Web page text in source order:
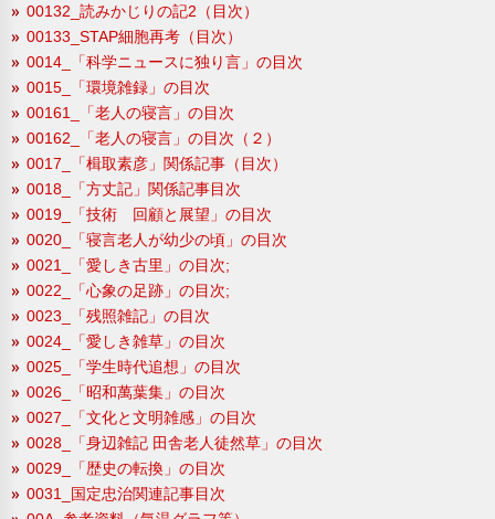
00132_読みかじりの記2（目次）
00133_STAP細胞再考（目次）
0014_「科学ニュースに独り言」の目次
0015_「環境雑録」の目次
00161_「老人の寝言」の目次
00162_「老人の寝言」の目次（２）
0017_「楫取素彦」関係記事（目次）
0018_「方丈記」関係記事目次
0019_「技術 回顧と展望」の目次
0020_「寝言老人が幼少の頃」の目次
0021_「愛しき古里」の目次;
0022_「心象の足跡」の目次;
0023_「残照雑記」の目次
0024_「愛しき雑草」の目次
0025_「学生時代追想」の目次
0026_「昭和萬葉集」の目次
0027_「文化と文明雑感」の目次
0028_「身辺雑記 田舎老人徒然草」の目次
0029_「歴史の転換」の目次
0031_国定忠治関連記事目次